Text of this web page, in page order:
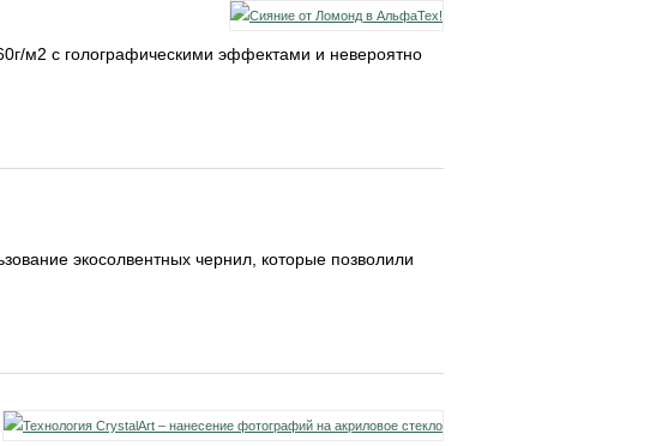
м2 с голографическими эффектами и невероятно
экосолвентных чернил, которые позволили